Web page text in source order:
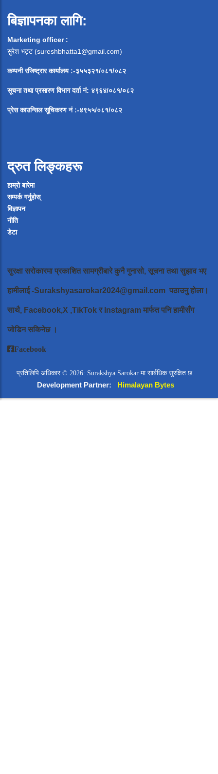
बिज्ञापनका लागि:
Marketing officer :
सुरेश भट्ट (sureshbhatta1@gmail.com)
कम्पनी रजिष्ट्रार कार्यालय :-३५५३२१/०८१/०८२
सूचना तथा प्रसारण विभाग दर्ता नं: ४९६४/०८१/०८२
प्रेस काउन्सिल सूचिकरण नं:-४९५५/०८१/०८२
द्रुत लिङ्कहरू
हाम्रो बारेमा
सम्पर्क गर्नुहोस्
विज्ञापन
नीति
डेटा
सुरक्षा सरोकारमा प्रकाशित सामग्रीबारे कुनै गुनासो, सूचना तथा सुझाव भए
हामीलाई-Surakshyasarokar2024@gmail.com पठाउनु होला।
साथै, Facebook,X ,TikTok र Instagram मार्फत पनि हामीसँग
जोडिन सकिनेछ ।
Facebook
प्रतिलिपि अधिकार © 2026: Surakshya Sarokar मा सार्बधिक सुरक्षित छ.
Development Partner: Himalayan Bytes